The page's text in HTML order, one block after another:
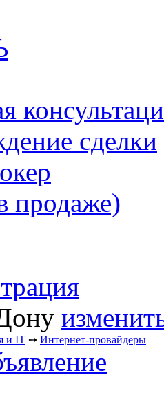
сделки
продаже)
и IT ➙ Интернет-провайдеры